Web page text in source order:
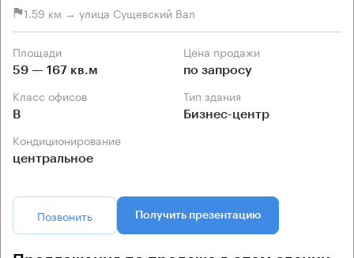
1.59 км → улица Сущевский Вал
Площади
59 — 167 кв.м
Цена продажи
по запросу
Класс офисов
B
Тип здания
Бизнес-центр
Кондиционирование
центральное
Позвонить Получить презентацию